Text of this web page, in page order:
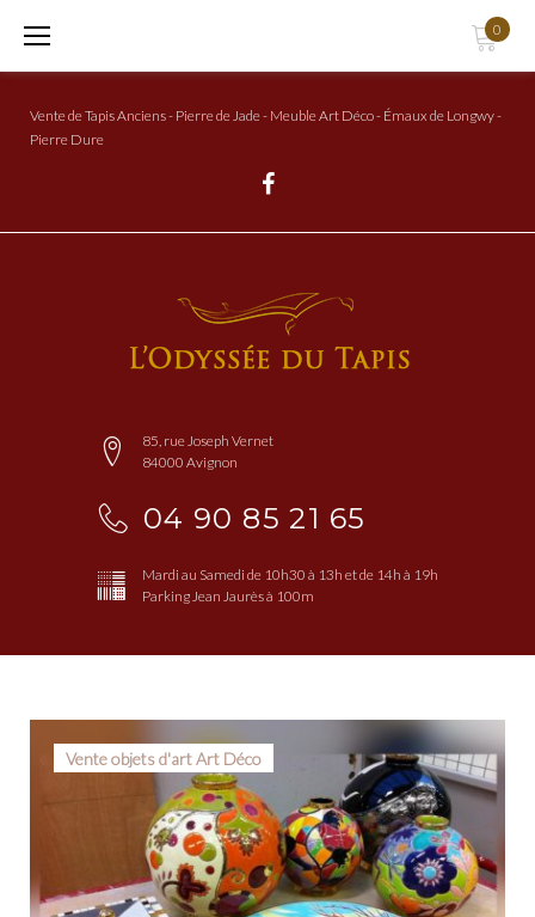
0
Vente de Tapis Anciens - Pierre de Jade - Meuble Art Déco - Émaux de Longwy -
Pierre Dure
85, rue Joseph Vernet
84000 Avignon
04 90 85 21 65
Mardi au Samedi de 10h30 à 13h et de 14h à 19h
Parking Jean Jaurès à 100m
Étiquette :
Vendôme
Vente objets d'art Art Déco